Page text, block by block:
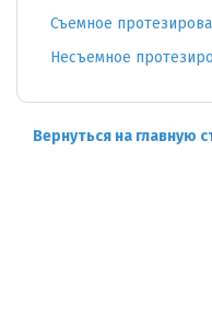
Съемное
Несъемное
Вернуться на главную